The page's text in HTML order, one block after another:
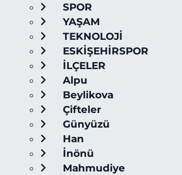
SPOR
YAŞAM
TEKNOLOJİ
ESKİŞEHİRSPOR
İLÇELER
Alpu
Beylikova
Çifteler
Günyüzü
Han
İnönü
Mahmudiye